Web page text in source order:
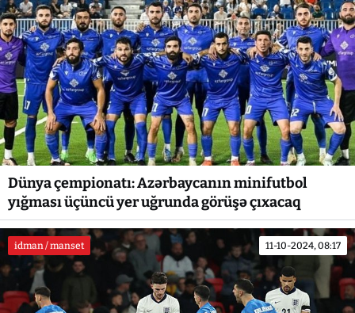
Dünya çempionatı: Azərbaycanın minifutbol
yığması üçüncü yer uğrunda görüşə çıxacaq
idman / manset 11-10-2024, 08:17